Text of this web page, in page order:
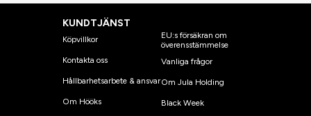
KUNDTJÄNST
Köpvillkor
Kontakta oss
Hållbarhetsarbete & ansvar
Om Hööks
EU:s försäkran om
överensstämmelse
Vanliga frågor
Om Jula Holding
Black Week